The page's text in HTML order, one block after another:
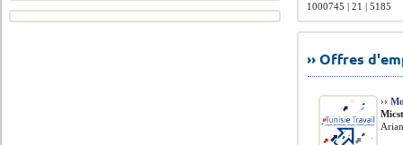
1000745 | 21 | 5185
›› Offres
››